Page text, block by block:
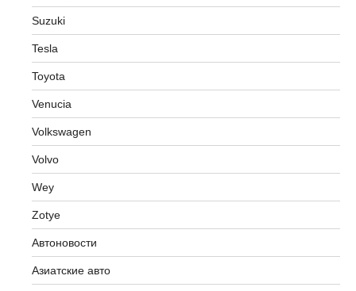
Suzuki
Tesla
Toyota
Venucia
Volkswagen
Volvo
Wey
Zotye
Автоновости
Азиатские авто